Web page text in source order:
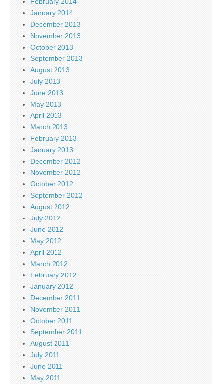
January 2014
December 2013
November 2013
October 2013
September 2013
August 2013
July 2013
June 2013
May 2013
April 2013
March 2013
February 2013
January 2013
December 2012
November 2012
October 2012
September 2012
August 2012
July 2012
June 2012
May 2012
April 2012
March 2012
February 2012
January 2012
December 2011
November 2011
October 2011
September 2011
August 2011
July 2011
June 2011
May 2011